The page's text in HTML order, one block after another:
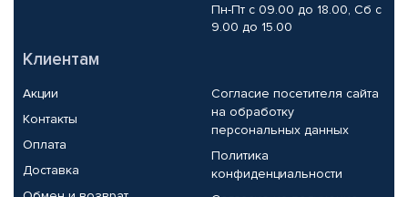
Пн-Пт с 09.00 до 18.00, Сб с
9.00 до 15.00
Клиентам
Акции
Контакты
Оплата
Доставка
Согласие посетителя сайта
на обработку
персональных данных
Политика
конфиденциальности